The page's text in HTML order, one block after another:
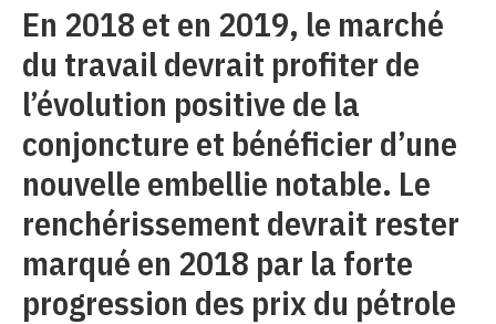
En 2018 et en 2019, le marché
du travail devrait profiter de
l’évolution positive de la
conjoncture et bénéficier d’une
nouvelle embellie notable. Le
renchérissement devrait rester
marqué en 2018 par la forte
progression des prix du pétrole